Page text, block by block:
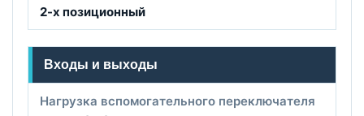
2-х позиционный
Входы и выходы
Нагрузка вспомогательного переключателя